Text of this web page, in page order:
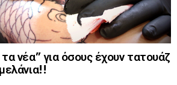
νέα” για όσους έχουν τατουάζ